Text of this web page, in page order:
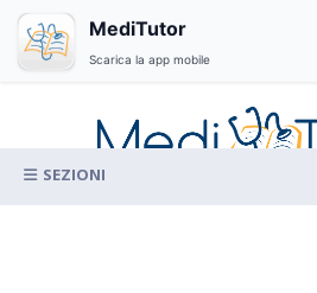
content
for:
MediTutor
Scarica la app mobile